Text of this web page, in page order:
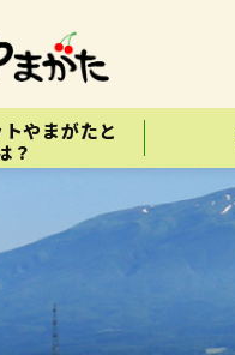
やまがたと
？